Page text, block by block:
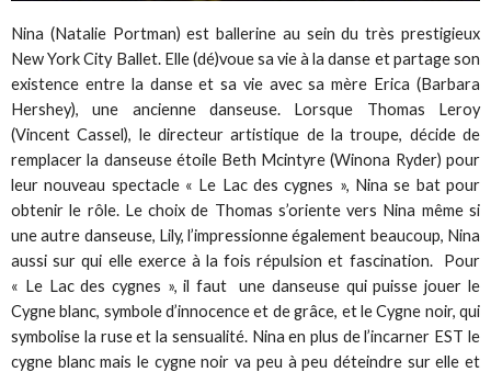
Nina (Natalie Portman) est ballerine au sein du très prestigieux
New York City Ballet. Elle (dé)voue sa vie à la danse et partage son
existence entre la danse et sa vie avec sa mère Erica (Barbara
Hershey), une ancienne danseuse. Lorsque Thomas Leroy
(Vincent Cassel), le directeur artistique de la troupe, décide de
remplacer la danseuse étoile Beth Mcintyre (Winona Ryder) pour
leur nouveau spectacle « Le Lac des cygnes », Nina se bat pour
obtenir le rôle. Le choix de Thomas s’oriente vers Nina même si
une autre danseuse, Lily, l’impressionne également beaucoup, Nina
aussi sur qui elle exerce à la fois répulsion et fascination. Pour
« Le Lac des cygnes », il faut une danseuse qui puisse jouer le
Cygne blanc, symbole d’innocence et de grâce, et le Cygne noir, qui
symbolise la ruse et la sensualité. Nina en plus de l’incarner EST le
cygne blanc mais le cygne noir va peu à peu déteindre sur elle et